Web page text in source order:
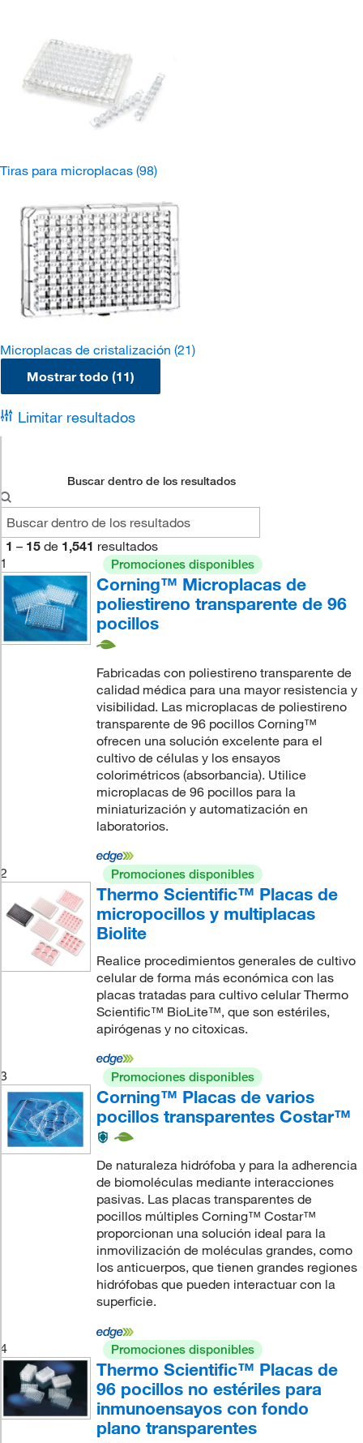
Tiras para microplacas (98)
Microplacas de cristalización (21)
Mostrar todo (11)
Limitar resultados
Buscar dentro de los resultados
1 – 15 de 1,541 resultados
1
Promociones disponibles
Corning™ Microplacas de
poliestireno transparente de 96
pocillos
Fabricadas con poliestireno transparente de
calidad médica para una mayor resistencia y
visibilidad. Las microplacas de poliestireno
transparente de 96 pocillos Corning™
ofrecen una solución excelente para el
cultivo de células y los ensayos
colorimétricos (absorbancia). Utilice
microplacas de 96 pocillos para la
miniaturización y automatización en
laboratorios.
2 Promociones disponibles
Thermo Scientific™ Placas de
micropocillos y multiplacas
Biolite
Realice procedimientos generales de cultivo
celular de forma más económica con las
placas tratadas para cultivo celular Thermo
Scientific™ BioLite™, que son estériles,
apirógenas y no citoxicas.
3 Promociones disponibles
Corning™ Placas de varios
pocillos transparentes Costar™
De naturaleza hidrófoba y para la adherencia
de biomoléculas mediante interacciones
pasivas. Las placas transparentes de
pocillos múltiples Corning™ Costar™
proporcionan una solución ideal para la
inmovilización de moléculas grandes, como
los anticuerpos, que tienen grandes regiones
hidrófobas que pueden interactuar con la
superficie.
4 Promociones disponibles
Thermo Scientific™ Placas de
96 pocillos no estériles para
inmunoensayos con fondo
plano transparentes